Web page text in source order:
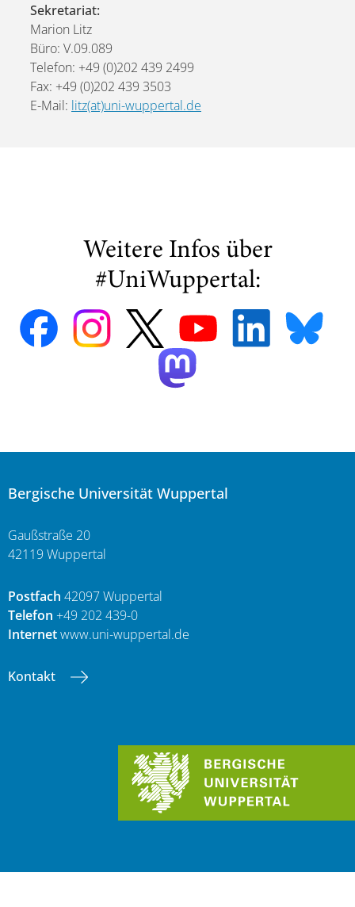
Sekretariat:
Marion Litz
Büro: V.09.089
Telefon: +49 (0)202 439 2499
Fax: +49 (0)202 439 3503
E-Mail: litz(at)uni-wuppertal.de
Weitere Infos über
#UniWuppertal:
Bergische Universität Wuppertal
Gaußstraße 20
42119 Wuppertal
Postfach 42097 Wuppertal
Telefon +49 202 439-0
Internetwww.uni-wuppertal.de
Kontakt